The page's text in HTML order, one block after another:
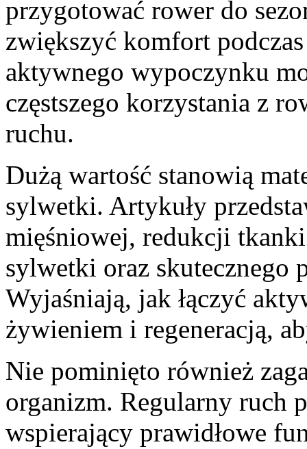
przygotować rower do
zwiększyć komfort
aktywnego wypoczynku
częstszego korzystania z
ruchu.
Dużą wartość stanowią
sylwetki. Artykuły
mięśniowej, redukcji
sylwetki oraz
Wyjaśniają, jak łączyć
żywieniem i regeneracją,
Nie pominięto również
organizm. Regularny ruch
wspierający prawidłowe